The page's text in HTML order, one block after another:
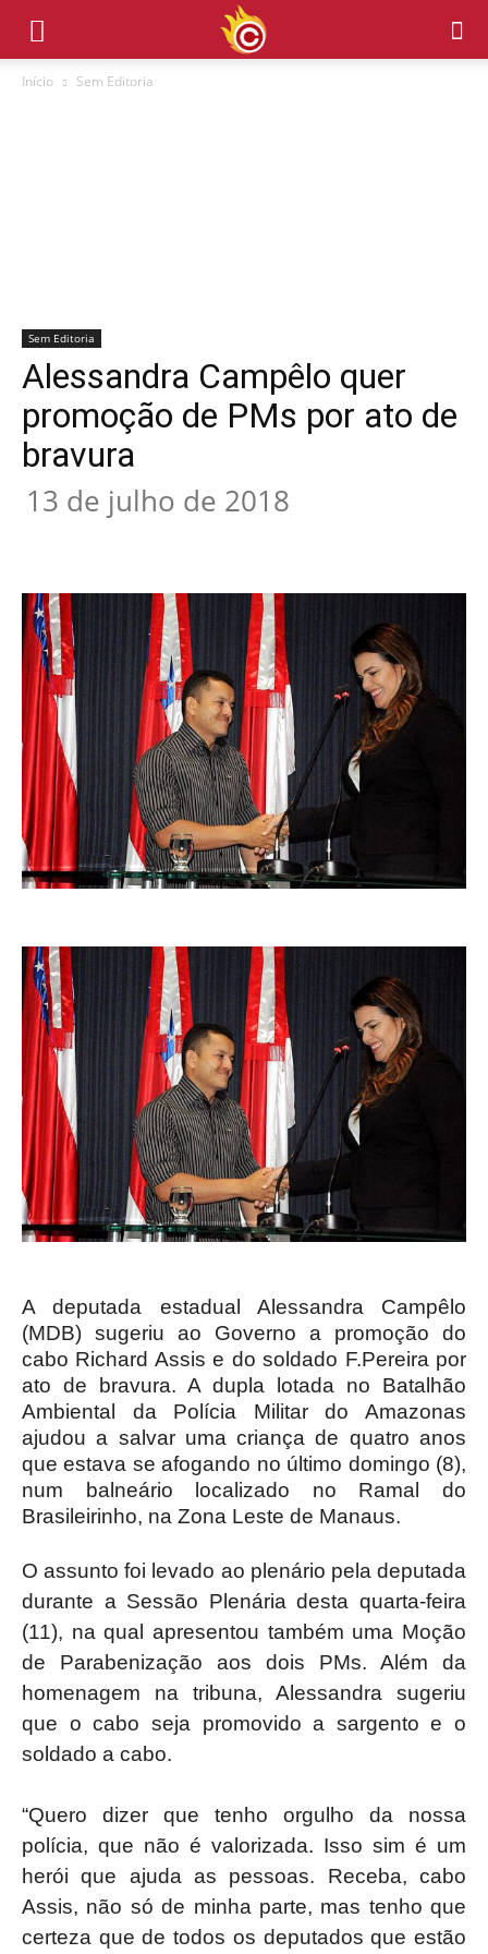
Início Sem Editoria
Sem Editoria
Alessandra Campêlo quer
promoção de PMs por ato de
bravura
13 de julho de 2018
A deputada estadual Alessandra Campêlo
(MDB) sugeriu ao Governo a promoção do
cabo Richard Assis e do soldado F.Pereira por
ato de bravura. A dupla lotada no Batalhão
Ambiental da Polícia Militar do Amazonas
ajudou a salvar uma criança de quatro anos
que estava se afogando no último domingo (8),
num balneário localizado no Ramal do
Brasileirinho, na Zona Leste de Manaus.
O assunto foi levado ao plenário pela deputada
durante a Sessão Plenária desta quarta-feira
(11), na qual apresentou também uma Moção
de Parabenização aos dois PMs. Além da
homenagem na tribuna, Alessandra sugeriu
que o cabo seja promovido a sargento e o
soldado a cabo.
“Quero dizer que tenho orgulho da nossa
polícia, que não é valorizada. Isso sim é um
herói que ajuda as pessoas. Receba, cabo
Assis, não só de minha parte, mas tenho que
certeza que de todos os deputados que estão